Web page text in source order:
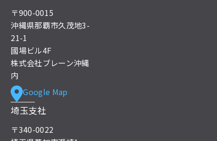
〒900-0015
沖縄県那覇市久茂地3-
21-1
國場ビル4F
株式会社ブレーン沖縄
内
Google Map
埼玉支社
〒340-0022